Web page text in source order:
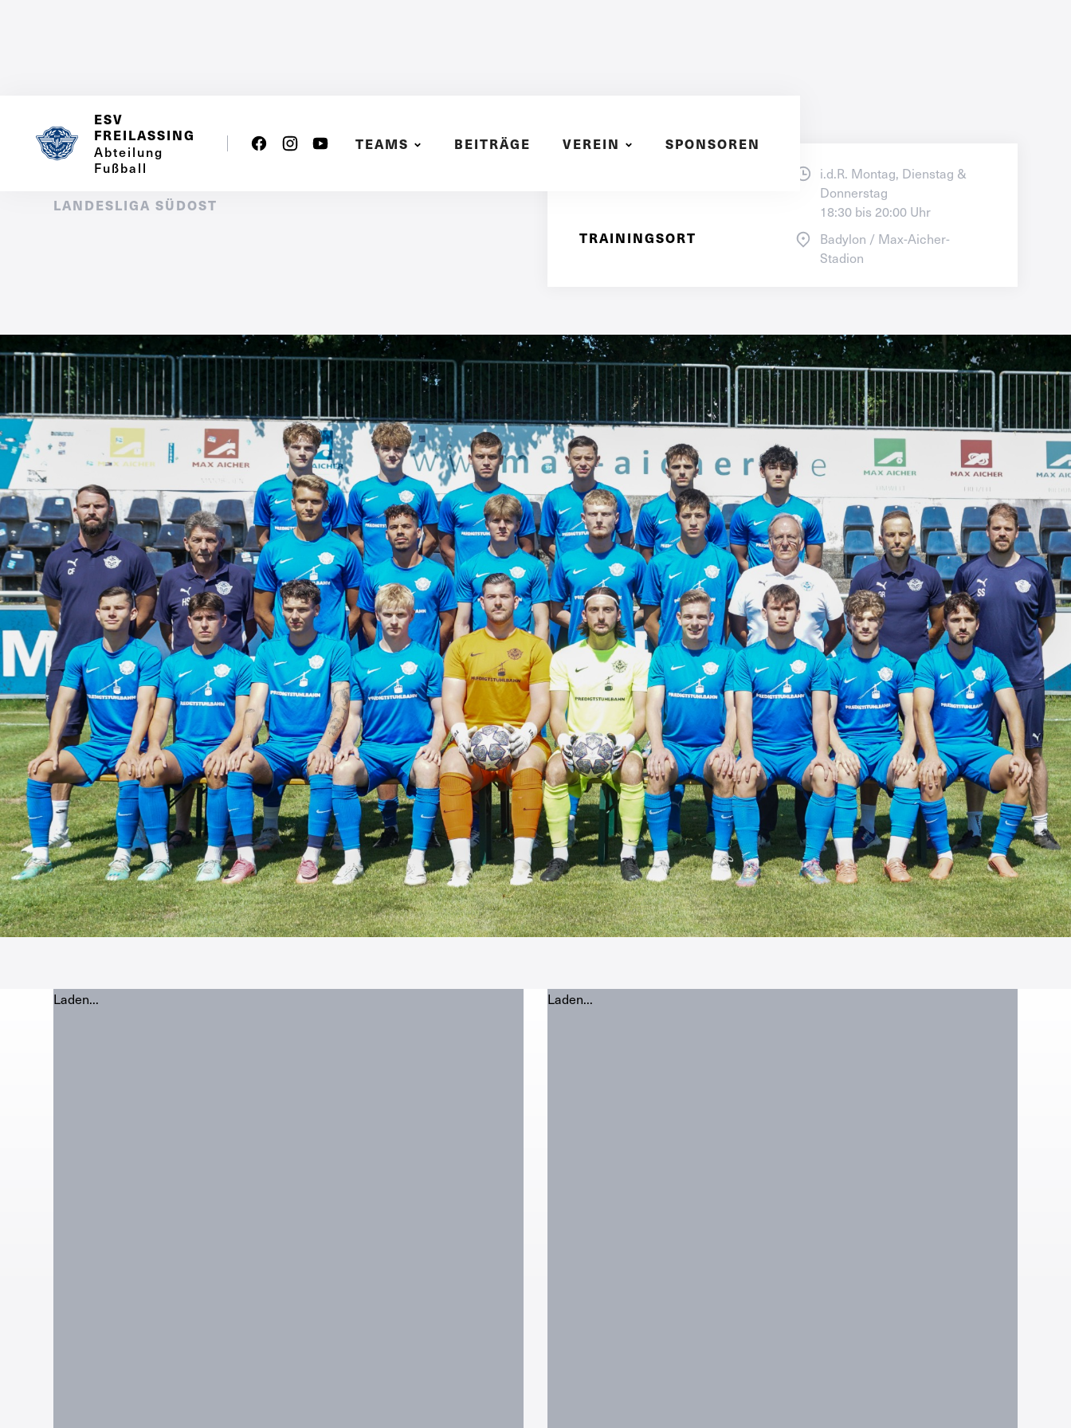
ESV
FREILASSING
Abteilung
Fußball
TEAMS BEITRÄGE VEREIN SPONSOREN
ErsteMannschaft
LANDESLIGA SÜDOST
i.d.R. Montag, Dienstag &
Donnerstag
18:30 bis 20:00 Uhr
TRAININGSORT
Badylon / Max-Aicher-
Stadion
Laden... Laden...